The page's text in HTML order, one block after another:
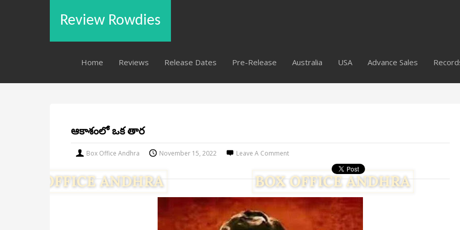
Review Rowdies
Home Reviews Release Dates Pre-Release Australia USA Advance Sales
ఆకాశంలో ఒక తార
Box Office Andhra November 15, 2022 Leave A Comment